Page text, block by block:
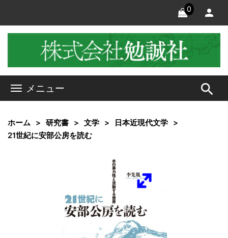
0
メニュー search
ホーム 研究書 文学
日本近現代文学
21世紀に安部公房を読む